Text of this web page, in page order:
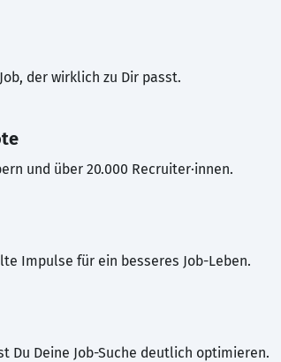
der wirklich zu Dir passt.
und über 20.000 Recruiter·innen.
Impulse für ein besseres Job-Leben.
Du Deine Job-Suche deutlich optimieren.